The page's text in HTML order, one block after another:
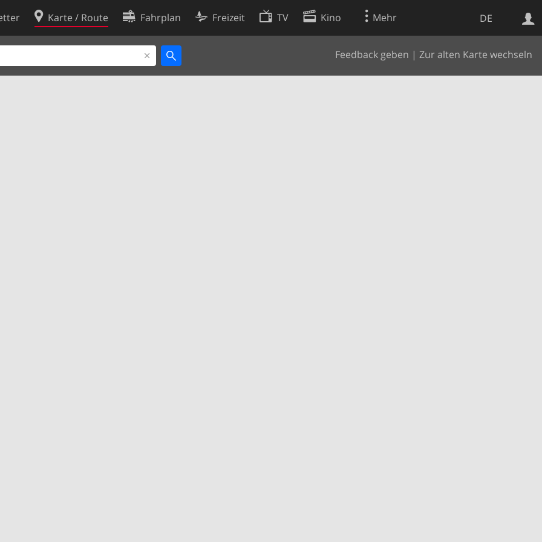
DE
Karte / Route Fahrplan Freizeit TV Kino Mehr
Feedback geben | Zur alten Karte wechseln
Websuche
Cookie-Richtlinie
Cookie-Einstellungen